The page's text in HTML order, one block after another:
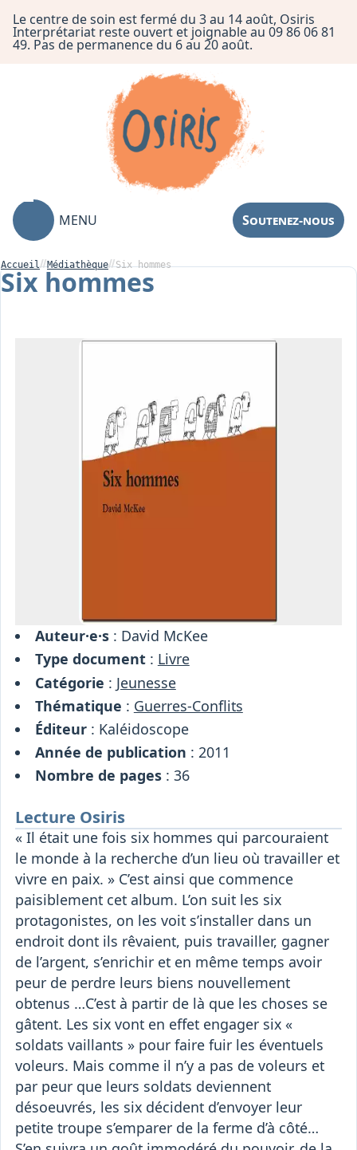
Le centre de soin est fermé du 3 au 14 août, Osiris
Interprétariat reste ouvert et joignable au 09 86 06 81
49. Pas de permanence du 6 au 20 août.
MENU Soutenez-nous
Centre de Soin
Accueil Médiathèque Six hommes
Six hommes
Auteur·e·s: David McKee
Type document: Livre
Catégorie : Jeunesse
Thématique : Guerres-Conflits
Éditeur: Kaléidoscope
Année de publication : 2011
Nombre de pages: 36
Lecture Osiris
« Il était une fois six hommes qui parcouraient
le monde à la recherche d’un lieu où travailler et
vivre en paix. » C’est ainsi que commence
paisiblement cet album. L’on suit les six
protagonistes, on les voit s’installer dans un
endroit dont ils rêvaient, puis travailler, gagner
de l’argent, s’enrichir et en même temps avoir
peur de perdre leurs biens nouvellement
obtenus …C’est à partir de là que les choses se
gâtent. Les six vont en effet engager six «
soldats vaillants » pour faire fuir les éventuels
voleurs. Mais comme il n’y a pas de voleurs et
par peur que leurs soldats deviennent
désoeuvrés, les six décident d’envoyer leur
petite troupe s’emparer de la ferme d’à côté…